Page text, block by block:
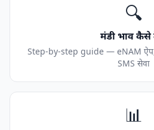
🔍
मंडी भाव
Step-by-step guide — eNAM ऐप,
SMS सेवा
📊